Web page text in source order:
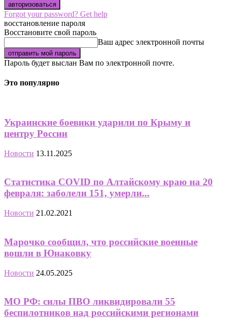
Forgot your password? Get help
восстановление пароля
Восстановите свой пароль
Ваш адрес электронной почты
Пароль будет выслан Вам по электронной почте.
Это популярно
Украинские боевики ударили по Крыму и
центру России
Новости 13.11.2025
Статистика COVID по Алтайскому краю на 20
февраля: заболели 151, умерли...
Новости 21.02.2021
Марочко сообщил, что российские военные
вошли в Юнаковку
Новости 24.05.2025
МО РФ: силы ПВО ликвидировали 55
беспилотников над российскими регионами